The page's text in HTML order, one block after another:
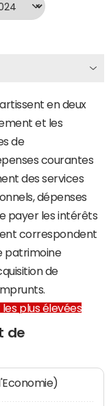
en deux
et les
de
courantes
des services
dépenses
payer les intérêts
correspondent
patrimoine
de
les plus élevées
de